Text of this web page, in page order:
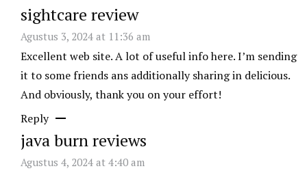
sightcare review
Agustus 3, 2024 at 11:36 am
Excellent web site. A lot of useful info here. I’m sending
it to some friends ans additionally sharing in delicious.
And obviously, thank you on your effort!
Reply
java burn reviews
Agustus 4, 2024 at 4:40 am